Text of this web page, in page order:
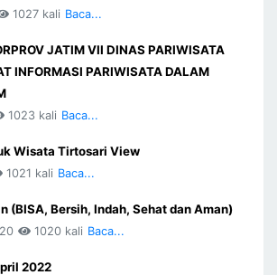
1027 kali Baca...
JATIM VII DINAS PARIWISATA
INFORMASI PARIWISATA DALAM
1023 kali Baca...
Wisata Tirtosari View
1021 kali Baca...
(BISA, Bersih, Indah, Sehat dan Aman)
1020 kali Baca...
2022